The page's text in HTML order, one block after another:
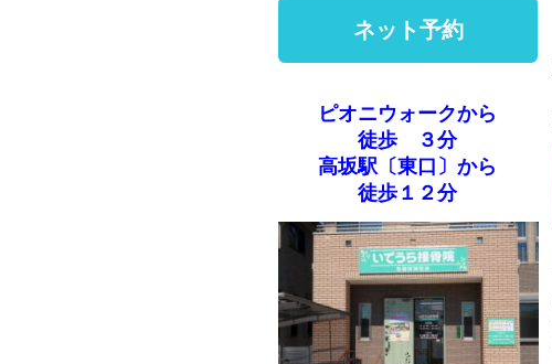
ピオニウォークから
徒歩 ３分
高坂駅〔東口〕から
徒歩１２分